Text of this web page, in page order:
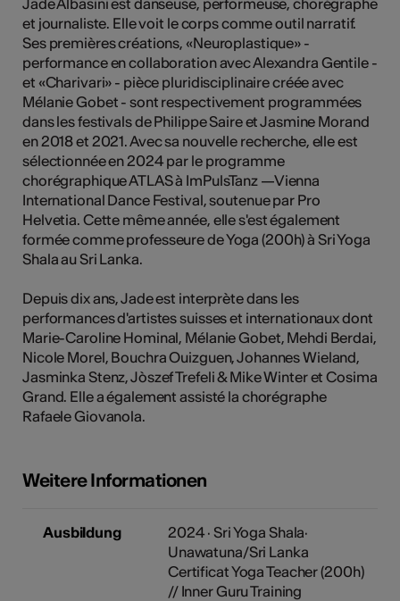
et journaliste. Elle voit le corps comme outil narratif.
Ses premières créations, «Neuroplastique» -
performance en collaboration avec Alexandra Gentile -
et «Charivari» - pièce pluridisciplinaire créée avec
Mélanie Gobet - sont respectivement programmées
dans les festivals de Philippe Saire et Jasmine Morand
en 2018 et 2021. Avec sa nouvelle recherche, elle est
sélectionnée en 2024 par le programme
chorégraphique ATLAS à ImPulsTanz —Vienna
International Dance Festival, soutenue par Pro
Helvetia. Cette même année, elle s'est également
formée comme professeure de Yoga (200h) à Sri Yoga
Shala au Sri Lanka.
Depuis dix ans, Jade est interprète dans les
performances d'artistes suisses et internationaux dont
Marie-Caroline Hominal, Mélanie Gobet, Mehdi Berdai,
Nicole Morel, Bouchra Ouizguen, Johannes Wieland,
Jasminka Stenz, Jòszef Trefeli & Mike Winter et Cosima
Grand. Elle a également assisté la chorégraphe
Rafaele Giovanola.
Weitere Informationen
Ausbildung
2024 · Sri Yoga Shala·
Unawatuna/Sri Lanka
Certificat Yoga Teacher (200h)
// Inner Guru Training